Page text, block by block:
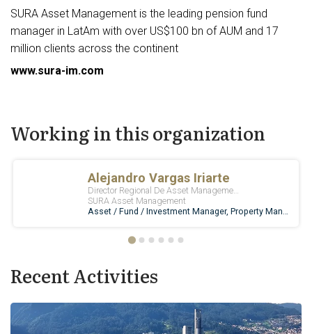
SURA Asset Management is the leading pension fund
manager in LatAm with over US$100 bn of AUM and 17
million clients across the continent
www.sura-im.com
Working in this organization
Recent Activities